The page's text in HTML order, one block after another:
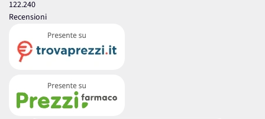
122.240
Recensioni